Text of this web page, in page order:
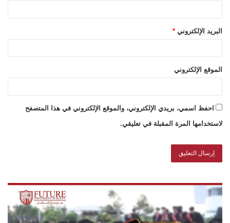
البريد الإلكتروني *
الموقع الإلكتروني
احفظ اسمي، بريدي الإلكتروني، والموقع الإلكتروني في هذا المتصفح
لاستخدامها المرة المقبلة في تعليقي.